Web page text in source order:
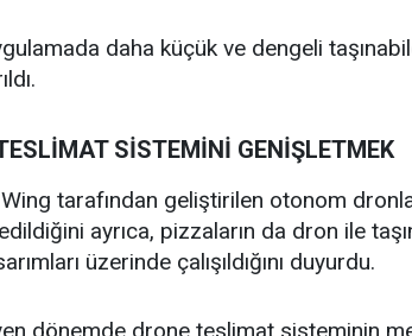
daha küçük ve dengeli
SİSTEMİNİ GENİŞLETMEK
tarafından geliştirilen otonom
ayrıca, pizzaların da dron ile
üzerinde çalışıldığını duyurdu.
dönemde drone teslimat sisteminin